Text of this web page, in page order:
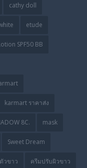
cathy doll
etude
SPF50 BB
karmart ราคาส่ง
8C. mask
Sweet Dream
วขาว ครีมปรับผิวขาว